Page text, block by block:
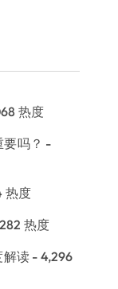
热度
吗？ -
热度
热度
解读 - 4,296